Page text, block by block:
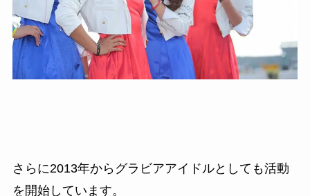
さらに2013年からグラビアアイドルとしても活動
を開始しています。